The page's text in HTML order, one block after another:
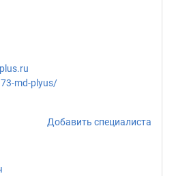
md-plyus/
Добавить специалиста